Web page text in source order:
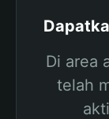
Di area
telah